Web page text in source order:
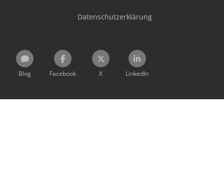
Datenschutzerklärung
Blog Facebook X LinkedIn
Alle Informationen, Angebote und Preise auf dieser Seite